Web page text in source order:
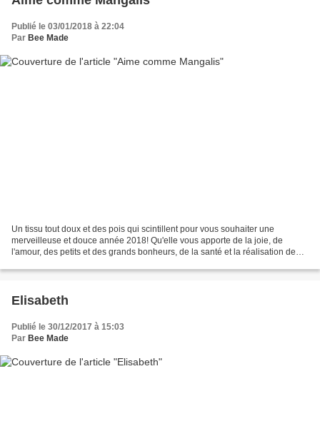
Publié le 03/01/2018 à 22:04
Par Bee Made
Un tissu tout doux et des pois qui scintillent pour vous souhaiter une
merveilleuse et douce année 2018! Qu'elle vous apporte de la joie, de
l'amour, des petits et des grands bonheurs, de la santé et la réalisation de
Elisabeth
Publié le 30/12/2017 à 15:03
Par Bee Made